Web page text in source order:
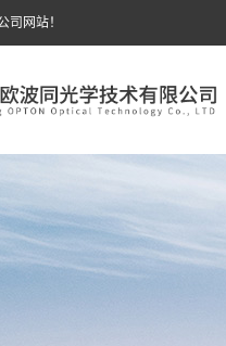
司网站！